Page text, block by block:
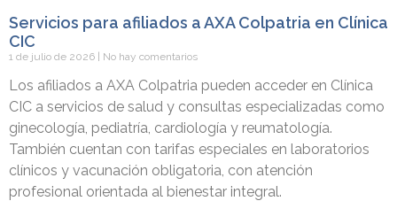
Servicios para afiliados a AXA Colpatria en Clínica
CIC
1 de julio de 2026 No hay comentarios
Los afiliados a AXA Colpatria pueden acceder en Clínica
CIC a servicios de salud y consultas especializadas como
ginecología, pediatría, cardiología y reumatología.
También cuentan con tarifas especiales en laboratorios
clínicos y vacunación obligatoria, con atención
profesional orientada al bienestar integral.